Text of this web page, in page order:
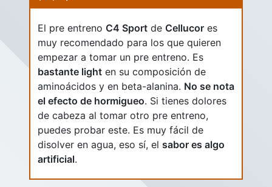
El pre entreno C4 Sport de Cellucor es
muy recomendado para los que quieren
empezar a tomar un pre entreno. Es
bastante light en su composición de
aminoácidos y en beta-alanina. No se nota
el efecto de hormigueo. Si tienes dolores
de cabeza al tomar otro pre entreno,
puedes probar este. Es muy fácil de
disolver en agua, eso sí, el sabor es algo
artificial.